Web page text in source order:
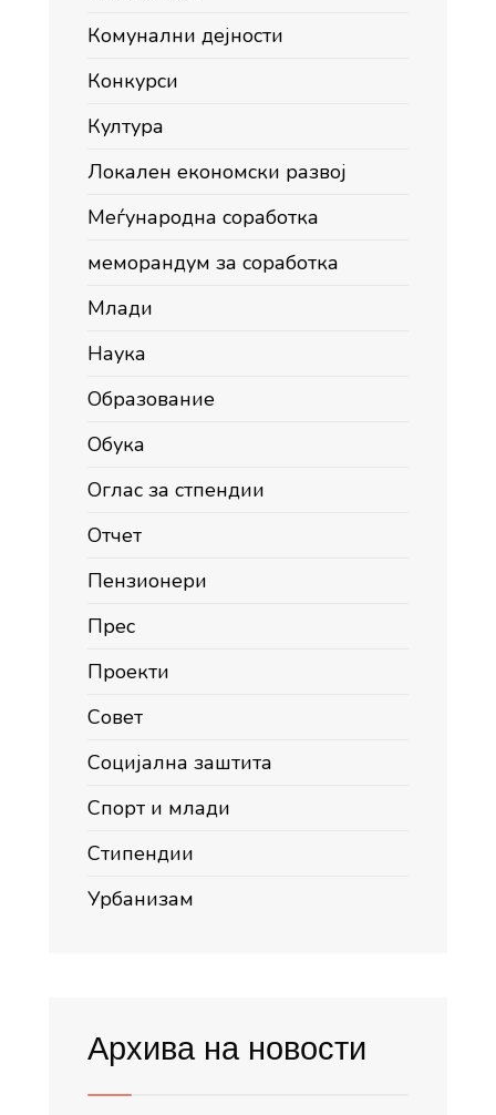
Комунални дејности
Конкурси
Култура
Локален економски развој
Меѓународна соработка
меморандум за соработка
Млади
Наука
Образование
Обука
Оглас за стпендии
Отчет
Пензионери
Прес
Проекти
Совет
Социјална заштита
Спорт и млади
Стипендии
Урбанизам
Архива на новости